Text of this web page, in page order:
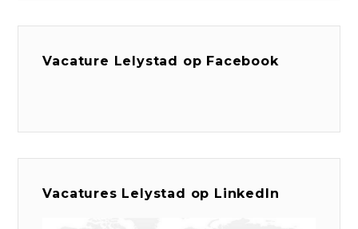
Vacature Lelystad op Facebook
Vacatures Lelystad op LinkedIn